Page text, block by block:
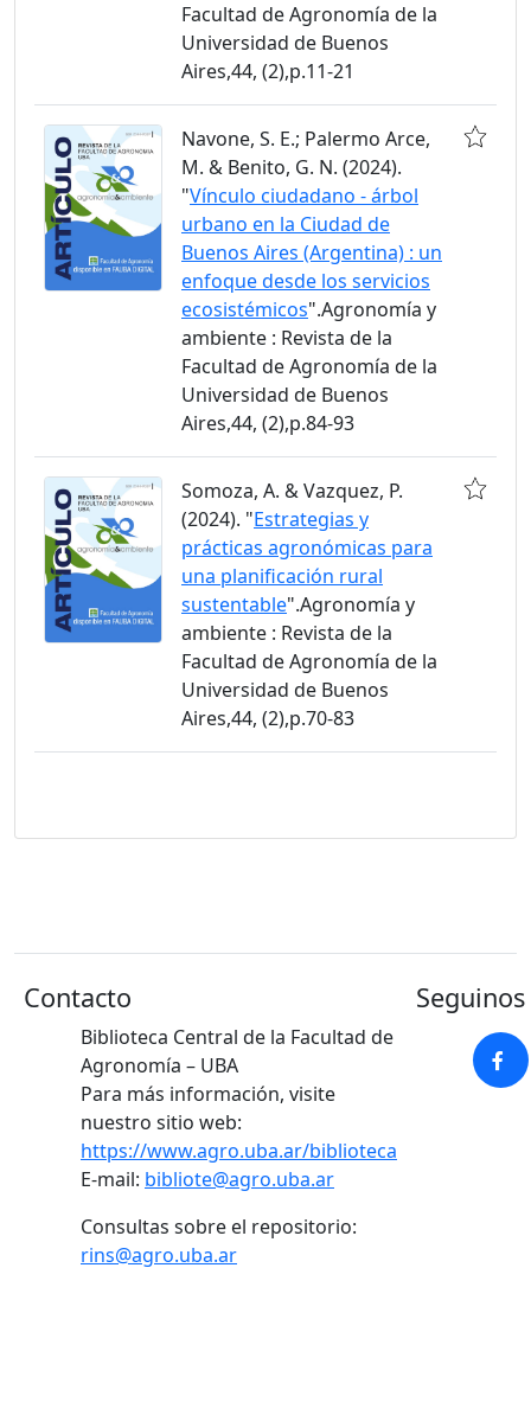
Facultad de Agronomía de la
Universidad de Buenos
Aires,44, (2),p.11-21
Navone, S. E.; Palermo Arce,
M. & Benito, G. N. (2024).
"Vínculo ciudadano - árbol
urbano en la Ciudad de
Buenos Aires (Argentina) : un
enfoque desde los servicios
ecosistémicos".Agronomía y
ambiente : Revista de la
Facultad de Agronomía de la
Universidad de Buenos
Aires,44, (2),p.84-93
Somoza, A. & Vazquez, P.
(2024). "Estrategias y
prácticas agronómicas para
una planificación rural
sustentable".Agronomía y
ambiente : Revista de la
Facultad de Agronomía de la
Universidad de Buenos
Aires,44, (2),p.70-83
Contacto
Biblioteca Central de la Facultad de
Agronomía – UBA
Para más información, visite
nuestro sitio web:
https://www.agro.uba.ar/biblioteca
E-mail: bibliote@agro.uba.ar
Consultas sobre el repositorio:
rins@agro.uba.ar